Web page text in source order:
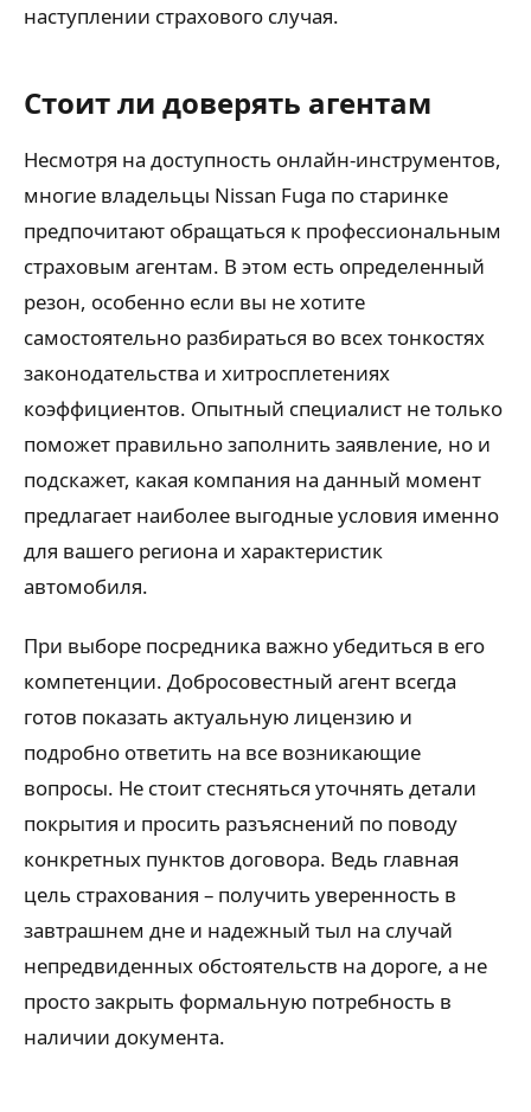
наступлении страхового случая.
Стоит ли доверять агентам
Несмотря на доступность онлайн-инструментов,
многие владельцы Nissan Fuga по старинке
предпочитают обращаться к профессиональным
страховым агентам. В этом есть определенный
резон, особенно если вы не хотите
самостоятельно разбираться во всех тонкостях
законодательства и хитросплетениях
коэффициентов. Опытный специалист не только
поможет правильно заполнить заявление, но и
подскажет, какая компания на данный момент
предлагает наиболее выгодные условия именно
для вашего региона и характеристик
автомобиля.
При выборе посредника важно убедиться в его
компетенции. Добросовестный агент всегда
готов показать актуальную лицензию и
подробно ответить на все возникающие
вопросы. Не стоит стесняться уточнять детали
покрытия и просить разъяснений по поводу
конкретных пунктов договора. Ведь главная
цель страхования – получить уверенность в
завтрашнем дне и надежный тыл на случай
непредвиденных обстоятельств на дороге, а не
просто закрыть формальную потребность в
наличии документа.